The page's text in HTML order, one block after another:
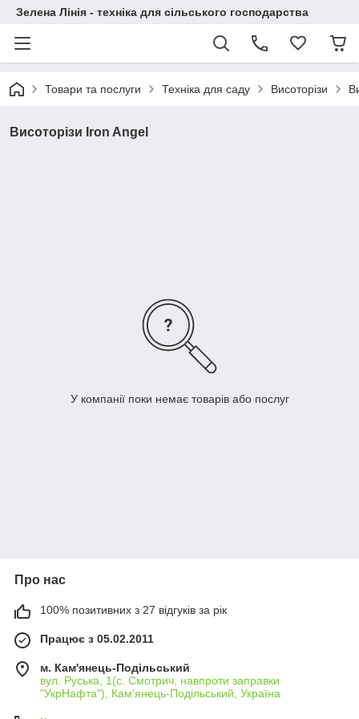
Зелена Лінія - техніка для сільського господарства
Товари та послуги Техніка для саду Висоторізи
Висоторізи Iron Angel
У компанії поки немає товарів або послуг
Про нас
100% позитивних з 27 відгуків за рік
Працює з 05.02.2011
м. Кам'янець-Подільський
вул. Руська, 1(с. Смотрич, навпроти заправки
"УкрНафта"), Кам'янець-Подільський, Україна